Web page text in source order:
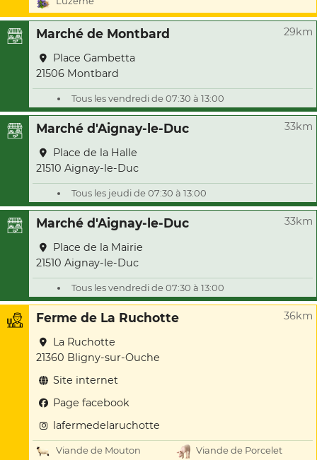
Marché de Montbard 29km
Place Gambetta
21506 Montbard
Tous les vendredi de 07:30 à 13:00
Marché d'Aignay-le-Duc 33km
Place de la Halle
21510 Aignay-le-Duc
Tous les jeudi de 07:30 à 13:00
Marché d'Aignay-le-Duc 33km
Place de la Mairie
21510 Aignay-le-Duc
Tous les vendredi de 07:30 à 13:00
Ferme de La Ruchotte 36km
La Ruchotte
21360 Bligny-sur-Ouche
Site internet
Page facebook
lafermedelaruchotte
Viande de Mouton
Viande de Porcelet